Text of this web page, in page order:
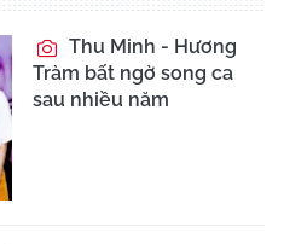
Thu Minh - Hương
Tràm bất ngờ song ca
sau nhiều năm